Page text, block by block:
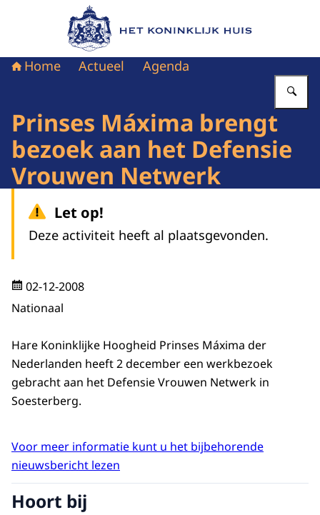
Naar de homepage van Het Koninklijk Huis
Home Actueel Agenda
Prinses Máxima brengt
bezoek aan het Defensie
Vrouwen Netwerk
Let op!
Deze activiteit heeft al plaatsgevonden.
02-12-2008
Nationaal
Hare Koninklijke Hoogheid Prinses Máxima der
Nederlanden heeft 2 december een werkbezoek
gebracht aan het Defensie Vrouwen Netwerk in
Soesterberg.
Voor meer informatie kunt u het bijbehorende
nieuwsbericht lezen
Hoort bij